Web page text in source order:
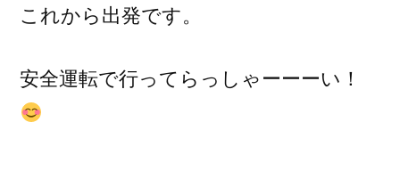
これから出発です。
安全運転で行ってらっしゃーーーい！